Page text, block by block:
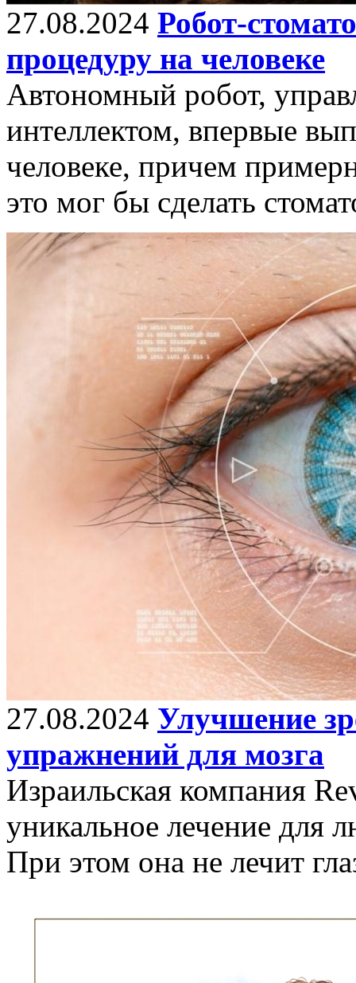
27.08.2024 Робот-
процедуру на человеке
Автономный робот,
интеллектом, впервые
человеке, причем
это мог бы сделать
27.08.2024 Улучшение
упражнений для мозга
Израильская компания
уникальное лечение для
При этом она не лечит